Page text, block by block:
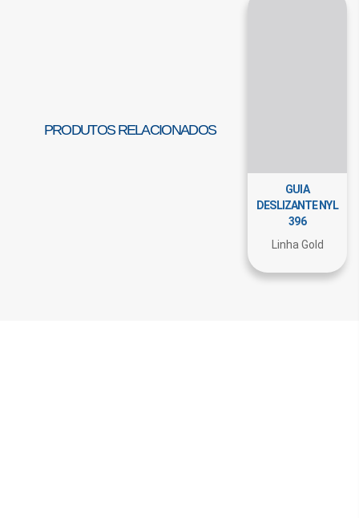
PRODUTOS RELACIONADOS
GUIA
DESLIZANTE NYL
396
Linha Gold